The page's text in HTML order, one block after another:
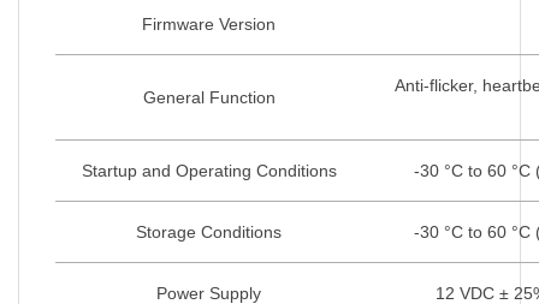
Firmware Version
General Function
Anti-flicker,
Startup and Operating Conditions -30 °C to 60
Storage Conditions -30 °C to 60
Power Supply 12 VDC ±